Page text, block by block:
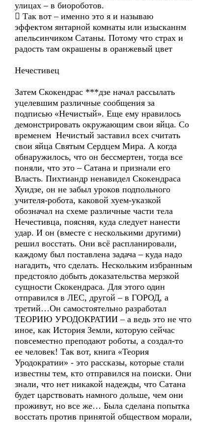
улицах – в биороботов.
 Так вот – именно это я и называю
эффектом янтарной комнаты или изысканнм
апельсинчиком Сатаны. Потому что страх и
радость там окрашены в оранжевый цвет
Нечестивец
Затем Скокендрас ***дзе начал рассылать
уцелевшим различные сообщения за
подписью «Нечистый». Еще ему нравилось
демонстрировать окружающим свои яйца. Со
временем Нечистый заставил всех считать
свои яйца Святым Сердцем Мира. А когда
обнаружилось, что он бессмертен, тогда все
поняли, что это – Сатана и признали его
Власть. Пихтиандр ненавидел Скокендраса
Хуидзе, он не забыл уроков подпольного
учителя-робота, каковой хуем-указкой
обозначал на схеме различные части тела
Нечестивца, поясняя, куда следует нанести
удар. И он (вместе с несколькими другими)
решил восстать. Они всё распланировали,
каждому был поставлена задача – куда надо
нагадить, что сделать. Нескольким избранным
предстояло добыть доказательства мерзкой
сущности Скокендраса. Для этого один
отправился в ЛЕС, другой – в ГОРОД, а
третий…Он самостоятельно разработал
ТЕОРИЮ УРОДОКРАТИИ – а ведь это не что
иное, как История Земли, которую сейчас
повсеместно преподают роботы, а создал-то
ее человек! Так вот, книга «Теория
Уродократии» - это рассказы, которые стали
известны тем, кто отправился на поиски. Они
знали, что нет никакой надежды, что Сатана
будет царствовать намного дольше, чем они
проживут, но все же… Была сделана попытка
восстать против принятой обществом морали,